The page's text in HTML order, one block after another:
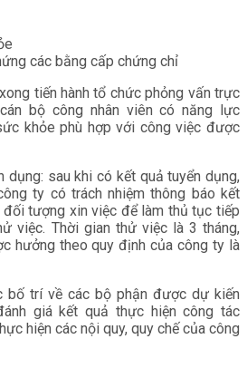
các bằng cấp chứng chỉ
tiến hành tổ chức phỏng vấn trực
bộ công nhân viên có năng lực
khỏe phù hợp với công việc được
dụng: sau khi có kết quả tuyển dụng,
ty có trách nhiệm thông báo kết
đối tượng xin việc để làm thủ tục tiếp
việc. Thời gian thử việc là 3 tháng,
hưởng theo quy định của công ty là
bố trí về các bộ phận được dự kiến
giá kết quả thực hiện công tác
hiện các nội quy, quy chế của công